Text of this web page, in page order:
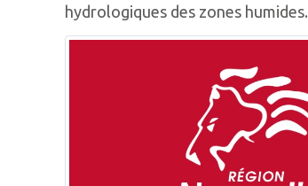
hydrologiques des zones humides.